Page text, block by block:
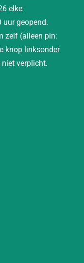
elke
geopend.
zelf (alleen pin:
knop linksonder
verplicht.